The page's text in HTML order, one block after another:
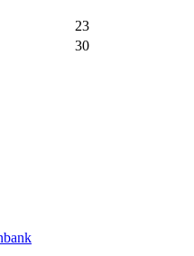
23
30